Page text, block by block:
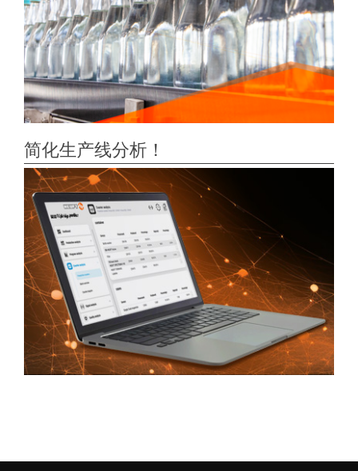
简化生产线分析！